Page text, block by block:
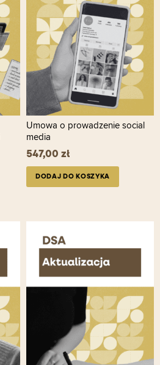
Umowa o prowadzenie social
media
547,00 zł
DODAJ DO KOSZYKA